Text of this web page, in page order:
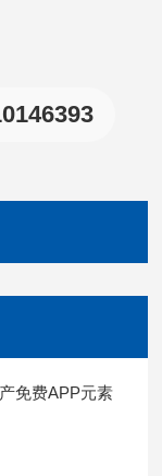
免费APP元素